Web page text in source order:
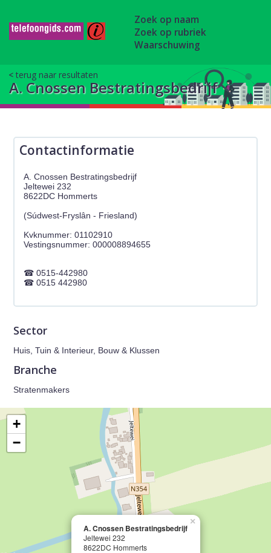
Zoek op naam
Zoek op rubriek
Waarschuwing
terug naar resultaten
A. Cnossen Bestratingsbedrijf
Contactinformatie
A. Cnossen Bestratingsbedrijf
Jeltewei 232
8622DC Hommerts
(Súdwest-Fryslân - Friesland)
Kvknummer: 01102910
0515-442980
0515 442980
Sector
Huis, Tuin & Interieur, Bouw & Klussen
Branche
Stratenmakers
A. Cnossen Bestratingsbedrijf
Jeltewei 232
8622DC Hommerts
×
+
−